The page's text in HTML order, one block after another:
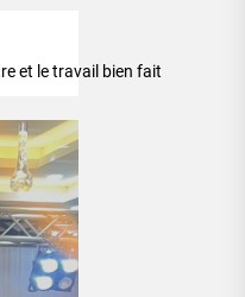
et le travail bien fait